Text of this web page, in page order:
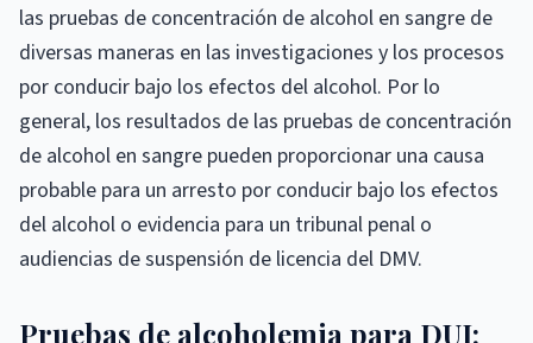
las pruebas de concentración de alcohol en sangre de
diversas maneras en las investigaciones y los procesos
por conducir bajo los efectos del alcohol. Por lo
general, los resultados de las pruebas de concentración
de alcohol en sangre pueden proporcionar una causa
probable para un arresto por conducir bajo los efectos
del alcohol o evidencia para un tribunal penal o
audiencias de suspensión de licencia del DMV.
Pruebas de alcoholemia para DUI: